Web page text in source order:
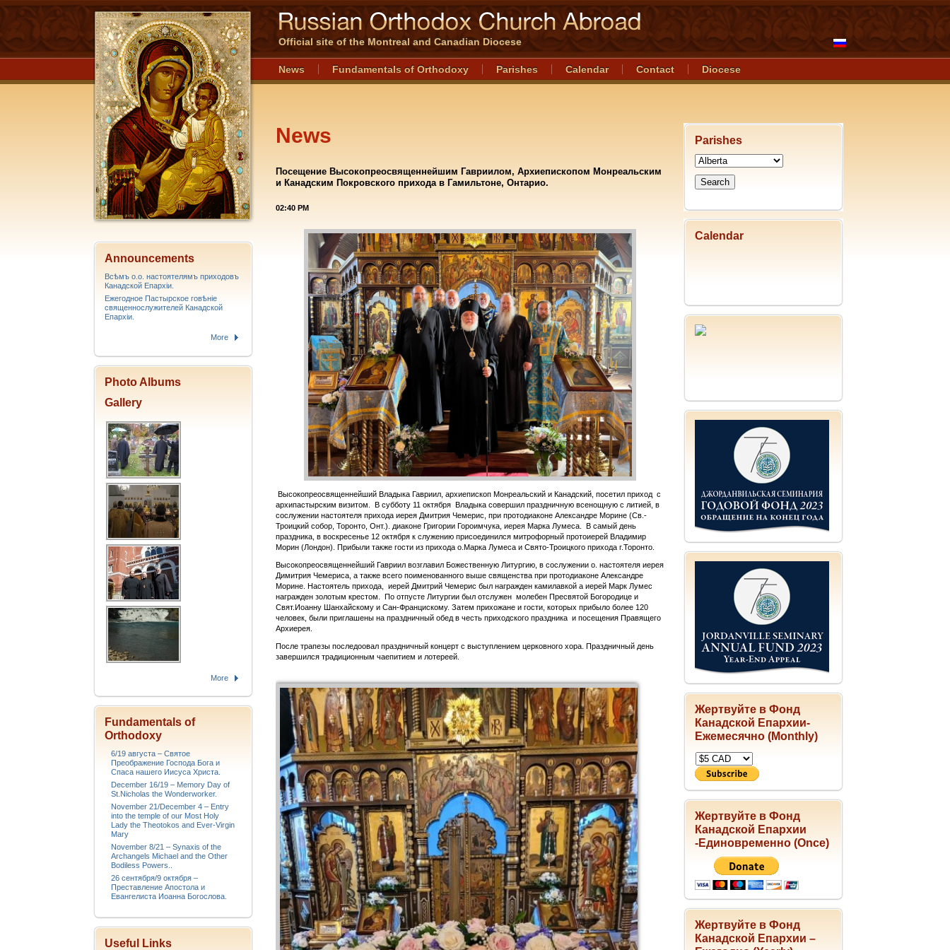
Official site of the Montreal and Canadian Diocese
News Fundamentals of Orthodoxy Parishes Calendar Contact Diocese
Parishes
Calendar
Жертвуйте в Фонд
Канадской Епархии-
Ежемесячно (Monthly)
Жертвуйте в Фонд
Канадской Епархии
-Единовременно (Once)
Жертвуйте в Фонд
Канадской Епархии –
News
Посещение Высокопреосвященнейшим Гавриилом, Архиепископом Монреальским
и Канадским Покровского прихода в Гамильтоне, Онтарио.
02:40 PM
Высокопреосвященнейший Владыка Гавриил, архиепископ Монреальский и Канадский, посетил приход с
архипастырским визитом. В субботу 11 октября Владыка совершил праздничную всенощную с литией, в
сослужении настоятеля прихода иерея Дмитрия Чемерис, при протодиаконе Александре Морине (Св.-
Троицкий собор, Торонто, Онт.). диаконе Григории Гороимчука, иерея Марка Лумеса. В самый день
праздника, в воскресенье 12 октября к служению присоединился митрофорный протоиерей Владимир
Морин (Лондон). Прибыли также гости из прихода о.Марка Лумеса и Свято-Троицкого прихода г.Торонто.
Высокопреосвященнейший Гавриил возглавил Божественную Литургию, в сослужении о. настоятеля иерея
Димитрия Чемериса, а также всего поименованного выше священства при протодиаконе Александре
Морине. Настоятель прихода, иерей Дмитрий Чемерис был награжден камилавкой а иерей Марк Лумес
награжден золотым крестом. По отпусте Литургии был отслужен молебен Пресвятой Богородице и
Свят.Иоанну Шанхайскому и Сан-Францискому. Затем прихожане и гости, которых прибыло более 120
человек, были приглашены на праздничный обед в честь приходского праздника и посещения Правящего
Архиерея.
После трапезы последоовал праздничный концерт с выступлением церковного хора. Праздничный день
завершился традиционным чаепитием и лотереей.
Announcements
Всѣмъ о.о. настоятелямъ приходовъ
Канадской Епархiи.
Ежегодное Пастырское говѣніе
священнослужителей Канадской
Епархіи.
More
Photo Albums
Gallery
More
Fundamentals of
Orthodoxy
6/19 августа – Святое
Преображение Господа Бога и
Спаса нашего Иисуса Христа.
December 16/19 – Memory Day of
St.Nicholas the Wonderworker.
November 21/December 4 – Entry
into the temple of our Most Holy
Lady the Theotokos and Ever-Virgin
Mary
November 8/21 – Synaxis of the
Archangels Michael and the Other
Bodiless Powers..
26 сентября/9 октября –
Преставление Апостола и
Евангелиста Иоанна Богослова.
Useful Links